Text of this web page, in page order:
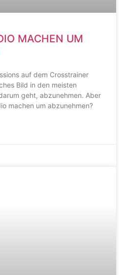
MACHEN UM
auf dem Crosstrainer
Bild in den meisten
geht, abzunehmen. Aber
machen um abzunehmen?